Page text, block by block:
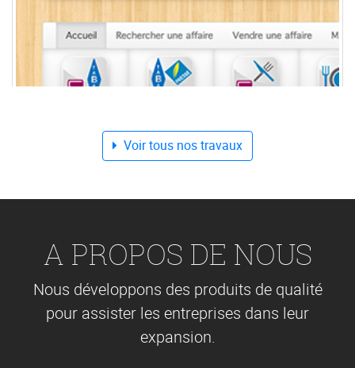
Voir tous nos travaux
A PROPOS DE NOUS
Nous développons des produits de qualité
pour assister les entreprises dans leur
expansion.